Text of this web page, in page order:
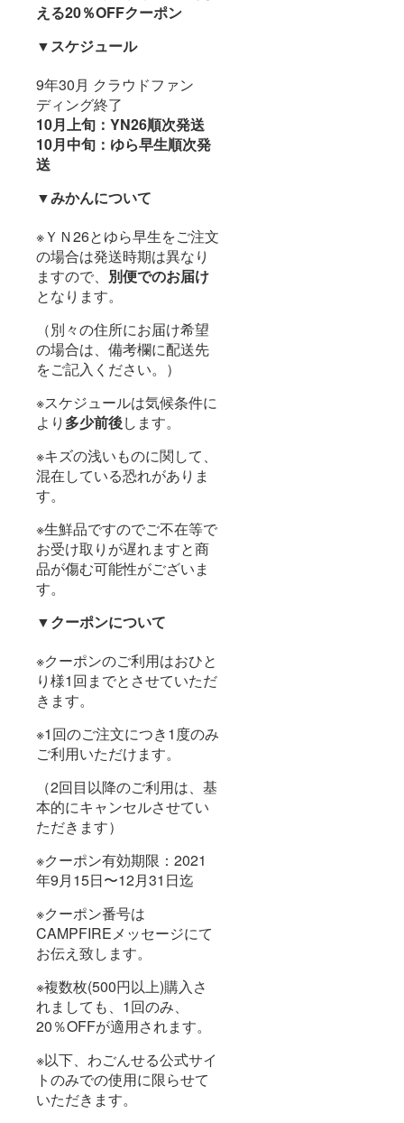
える20％OFFクーポン
▼スケジュール
9年30月 クラウドファン
ディング終了
10月上旬：YN26順次発送
10月中旬：ゆら早生順次発
送
▼みかんについて
※ＹＮ26とゆら早生をご注文
の場合は発送時期は異なり
ますので、 別便でのお届け
となります。
（別々の住所にお届け希望
の場合は、備考欄に配送先
をご記入ください。）
※スケジュールは気候条件に
より 多少前後します。
※キズの浅いものに関して、
混在している恐れがありま
す。
※生鮮品ですのでご不在等で
お受け取りが遅れますと商
品が傷む可能性がございま
す。
▼クーポンについて
※クーポンのご利用はおひと
り様1回までとさせていただ
きます。
※1回のご注文につき1度のみ
ご利用いただけます。
（2回目以降のご利用は、基
本的にキャンセルさせてい
ただきます）
※クーポン有効期限：2021
年9月15日〜12月31日迄
※クーポン番号は
CAMPFIREメッセージにて
お伝え致します。
※複数枚(500円以上)購入さ
れましても、1回のみ、
20％OFFが適用されます。
※以下、わごんせる公式サイ
トのみでの使用に限らせて
いただきます。